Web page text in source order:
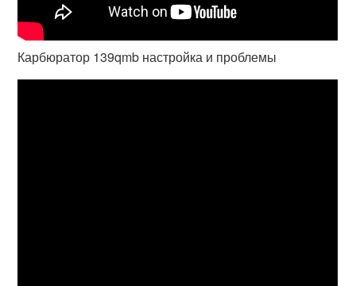
Карбюратор 139qmb настройка и проблемы